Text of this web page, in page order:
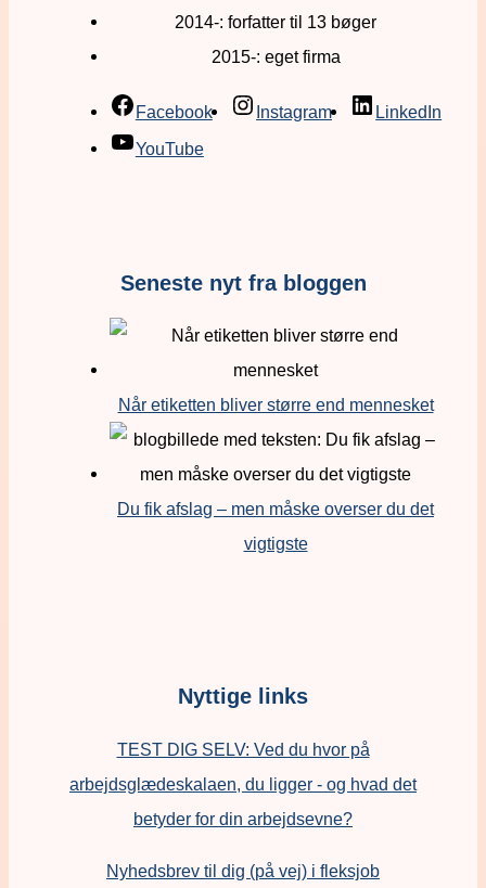
2014-: forfatter til 13 bøger
2015-: eget firma
Facebook Instagram
LinkedIn
YouTube
Seneste nyt fra bloggen
Når etiketten bliver større end mennesket
Du fik afslag – men måske overser du det
vigtigste
Nyttige links
TEST DIG SELV: Ved du hvor på
arbejdsglædeskalaen, du ligger - og hvad det
betyder for din arbejdsevne?
Nyhedsbrev til dig (på vej) i fleksjob